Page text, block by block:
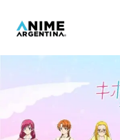
Chikara
~Otona
Precure